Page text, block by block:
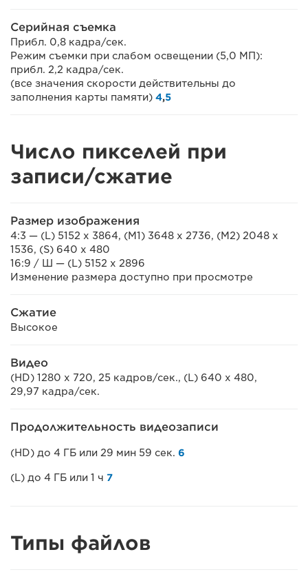
Серийная съемка
Прибл. 0,8 кадра/сек.
Режим съемки при слабом освещении (5,0 МП):
прибл. 2,2 кадра/сек.
(все значения скорости действительны до
заполнения карты памяти) 4,5
Число пикселей при
записи/сжатие
Размер изображения
4:3 — (L) 5152 x 3864, (M1) 3648 x 2736, (M2) 2048 x
1536, (S) 640 x 480
16:9 / Ш — (L) 5152 x 2896
Изменение размера доступно при просмотре
Сжатие
Высокое
Видео
(HD) 1280 x 720, 25 кадров/сек., (L) 640 x 480,
29,97 кадра/сек.
Продолжительность видеозаписи
(HD) до 4 ГБ или 29 мин 59 сек. 6
(L) до 4 ГБ или 1 ч 7
Типы файлов